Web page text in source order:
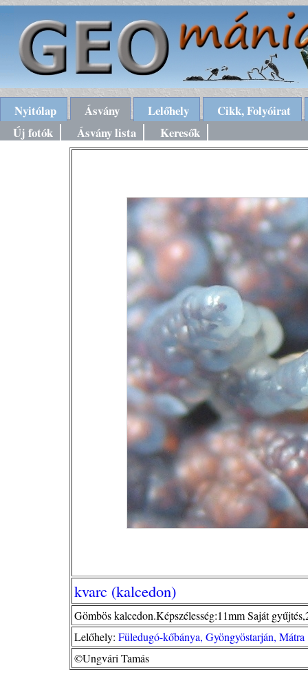
Nyitólap Ásvány Lelőhely
Cikk, Folyóirat
Új fotók
Ásvány lista Keresők
kvarc (kalcedon)
Gömbös kalcedon.Képszélesség:11mm Saját
Lelőhely: Füledugó-kőbánya, Gyöngyöstarján, Mátra
©Ungvári Tamás